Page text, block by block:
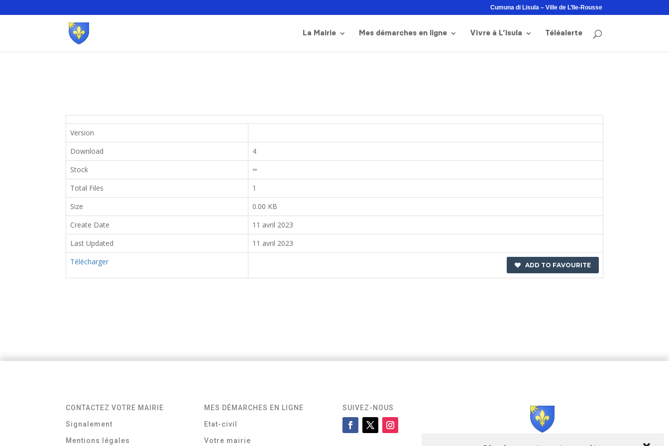
Cumuna di Lisula – Ville de L’Ile-Rousse
La Mairie Mes démarches en ligne Vivre à L’Isula Téléalerte
Version
Download
4
Stock
∞
Total Files
1
Size
0.00 KB
Create Date
11 avril 2023
Last Updated
11 avril 2023
Télécharger
ADD TO FAVOURITE
CONTACTEZ VOTRE MAIRIE
Signalement
Mentions légales
MES DÉMARCHES EN LIGNE
Etat-civil
Votre mairie
SUIVEZ-NOUS